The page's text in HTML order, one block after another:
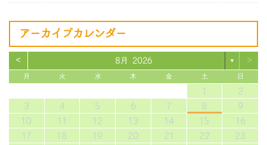
アーカイブカレンダー
< 8月 2026 ▼ >
月 火 水 木 金 土 日
1
2
3
4 5 6 7 8
9
10
11 12 13 14 15
16
17
18 19 20 21 22
23